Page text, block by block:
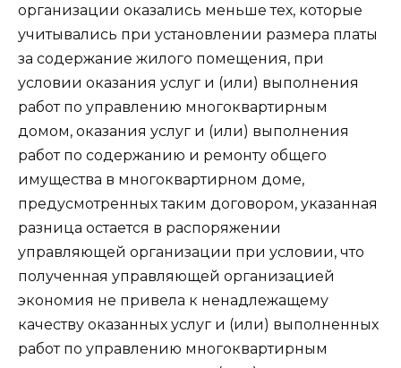
организации оказались меньше тех, которые
учитывались при установлении размера платы
за содержание жилого помещения, при
условии оказания услуг и (или) выполнения
работ по управлению многоквартирным
домом, оказания услуг и (или) выполнения
работ по содержанию и ремонту общего
имущества в многоквартирном доме,
предусмотренных таким договором, указанная
разница остается в распоряжении
управляющей организации при условии, что
полученная управляющей организацией
экономия не привела к ненадлежащему
качеству оказанных услуг и (или) выполненных
работ по управлению многоквартирным